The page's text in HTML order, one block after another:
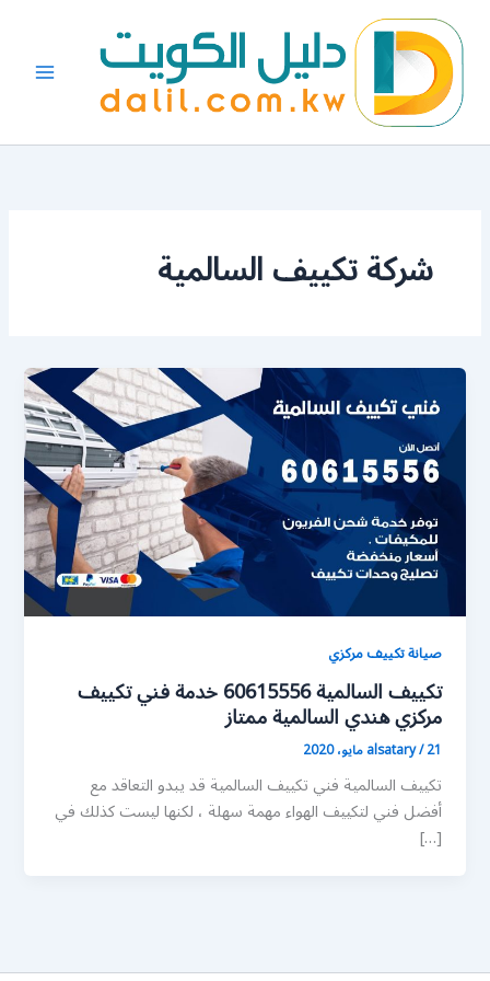
المحتوى
شركة تكييف السالمية
صيانة تكييف مركزي
تكييف السالمية 60615556 خدمة فني تكييف
مركزي هندي السالمية ممتاز
alsatary/21 مايو، 2020
تكييف السالمية فني تكييف السالمية قد يبدو التعاقد مع
أفضل فني لتكييف الهواء مهمة سهلة ، لكنها ليست كذلك في
[…]